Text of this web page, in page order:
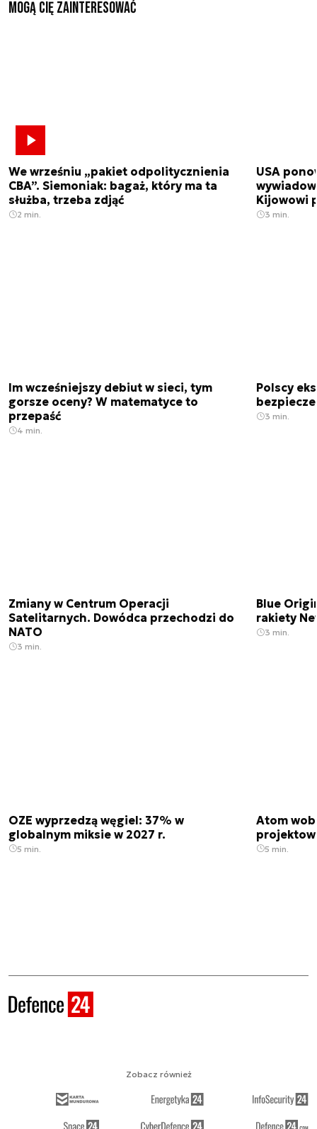
Mogą Cię zainteresować
We wrześniu „pakiet odpolitycznienia
CBA”. Siemoniak: bagaż, który ma ta
służba, trzeba zdjąć
2 min.
USA
Kijowowi
3 min.
Im wcześniejszy debiut w sieci, tym
gorsze oceny? W matematyce to
przepaść
4 min.
Polscy
3 min.
Zmiany w Centrum Operacji
Satelitarnych. Dowódca przechodzi do
NATO
3 min.
Blue
rakiety
3 min.
OZE wyprzedzą węgiel: 37% w
globalnym miksie w 2027 r.
5 min.
Atom
5 min.
Zobacz również